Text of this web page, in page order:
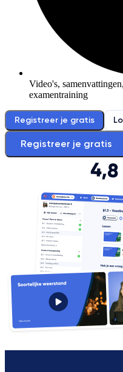
Video's,
examentraining
Registreer je gratis
Registreer je gratis